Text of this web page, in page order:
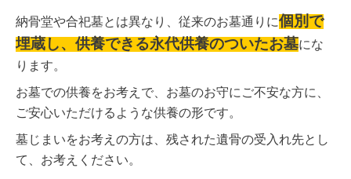
納骨堂や合祀墓とは異なり、従来のお墓通りに個別で
埋蔵し、供養できる永代供養のついたお墓にな
ります。
お墓での供養をお考えで、お墓のお守にご不安な方に、
ご安心いただけるような供養の形です。
墓じまいをお考えの方は、残された遺骨の受入れ先とし
て、お考えください。